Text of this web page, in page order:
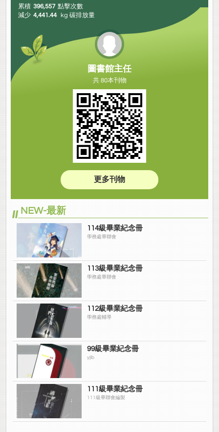
累積 396,557 點擊次數
減少 4,441.44 kg 碳排放量
圖書館主任
共 80本刊物
更多刊物
NEW-最新
114級畢業紀念冊
學務處畢聯會
113級畢業紀念冊
學務處畢聯會
112級畢業紀念冊
學務處輔導
99級畢業紀念冊
yjlb
111級畢業紀念冊
111級畢聯會編製